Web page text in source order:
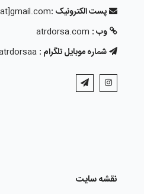
پست الکترونیک :
وب : atrdorsa.com
شماره موبایل تلگرام :
نقشه سایت